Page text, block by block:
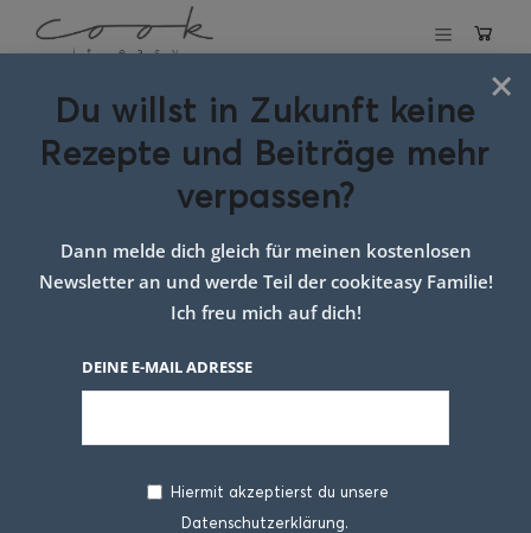
Schlagwort:Ruck
zuck
Tomatensuppe
×
Du willst in Zukunft keine
Rezepte und Beiträge mehr
verpassen?
Dann melde dich gleich für meinen kostenlosen
Newsletter an und werde Teil der cookiteasy Familie!
Ich freu mich auf dich!
DEINE E-MAIL ADRESSE
Hiermit akzeptierst du unsere
Datenschutzerklärung.